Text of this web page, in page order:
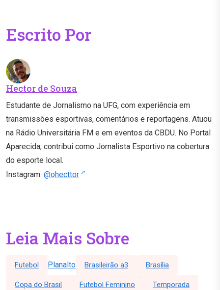
Escrito Por
Hector de Souza
Estudante de Jornalismo na UFG, com experiência em
transmissões esportivas, comentários e reportagens. Atuou
na Rádio Universitária FM e em eventos da CBDU. No Portal
Aparecida, contribui como Jornalista Esportivo na cobertura
do esporte local.
Instagram: @ohecttor
Leia Mais Sobre
Futebol Planalto Brasileirão a3 Brasília
Copa do Brasil Futebol Feminino Temporada